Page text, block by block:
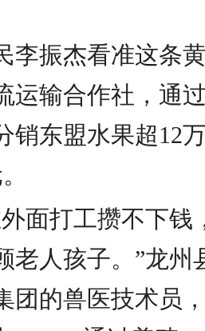
李振杰看准这条
运输合作社，通
销东盟水果超12
面打工攒不下钱
老人孩子。”龙州
团的兽医技术员